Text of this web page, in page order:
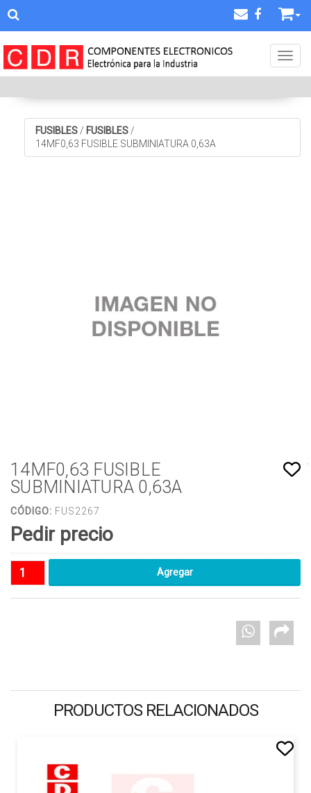
FUSIBLES / FUSIBLES /
14MF0,63 FUSIBLE SUBMINIATURA 0,63A
14MF0,63 FUSIBLE
SUBMINIATURA 0,63A
CÓDIGO: FUS2267
Pedir precio
PRODUCTOS RELACIONADOS